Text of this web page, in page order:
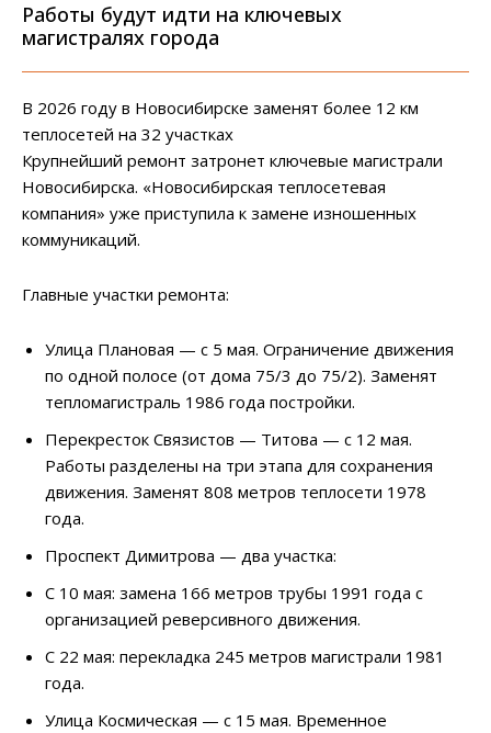
Работы будут идти на ключевых
магистралях города
В 2026 году в Новосибирске заменят более 12 км
теплосетей на 32 участках
Крупнейший ремонт затронет ключевые магистрали
Новосибирска. «Новосибирская теплосетевая
компания» уже приступила к замене изношенных
коммуникаций.
Главные участки ремонта:
Улица Плановая — с 5 мая. Ограничение движения
по одной полосе (от дома 75/3 до 75/2). Заменят
тепломагистраль 1986 года постройки.
Перекресток Связистов — Титова — с 12 мая.
Работы разделены на три этапа для сохранения
движения. Заменят 808 метров теплосети 1978
года.
Проспект Димитрова — два участка:
С 10 мая: замена 166 метров трубы 1991 года с
организацией реверсивного движения.
С 22 мая: перекладка 245 метров магистрали 1981
года.
Улица Космическая — с 15 мая. Временное